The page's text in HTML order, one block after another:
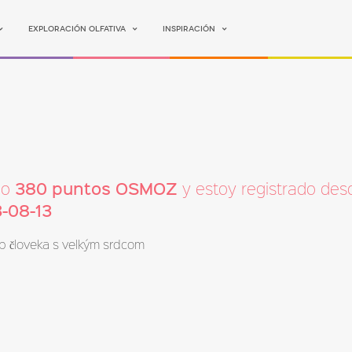
Exploración olfativa Inspiración
380 puntos OSMOZ y estoy registrado
08-13
človeka s velkým srdcom